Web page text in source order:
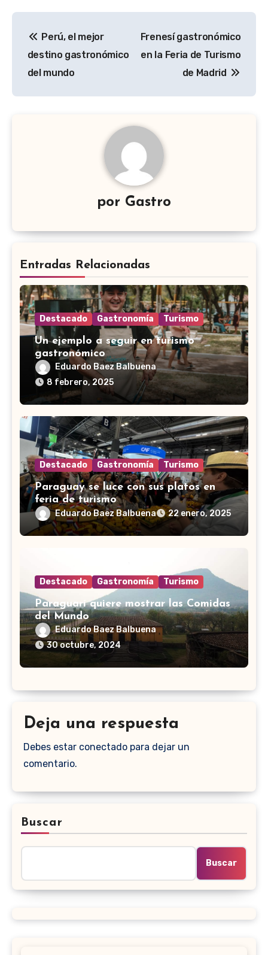
de
entradas
Perú, el mejor
destino gastronómico
del mundo
Frenesí gastronómico
en la Feria de Turismo
de Madrid
por Gastro
Entradas Relacionadas
Destacado Gastronomía Turismo
Un ejemplo a seguir en turismo
gastronómico
Eduardo Baez Balbuena
8 febrero, 2025
Destacado Gastronomía Turismo
Paraguay se luce con sus platos en
feria de turismo
Eduardo Baez Balbuena 22 enero, 2025
Destacado Gastronomía Turismo
Paraguarí quiere mostrar las Comidas
del Mundo
Eduardo Baez Balbuena
30 octubre, 2024
Deja una respuesta
Debes estar conectado para dejar un
comentario.
Buscar
Buscar